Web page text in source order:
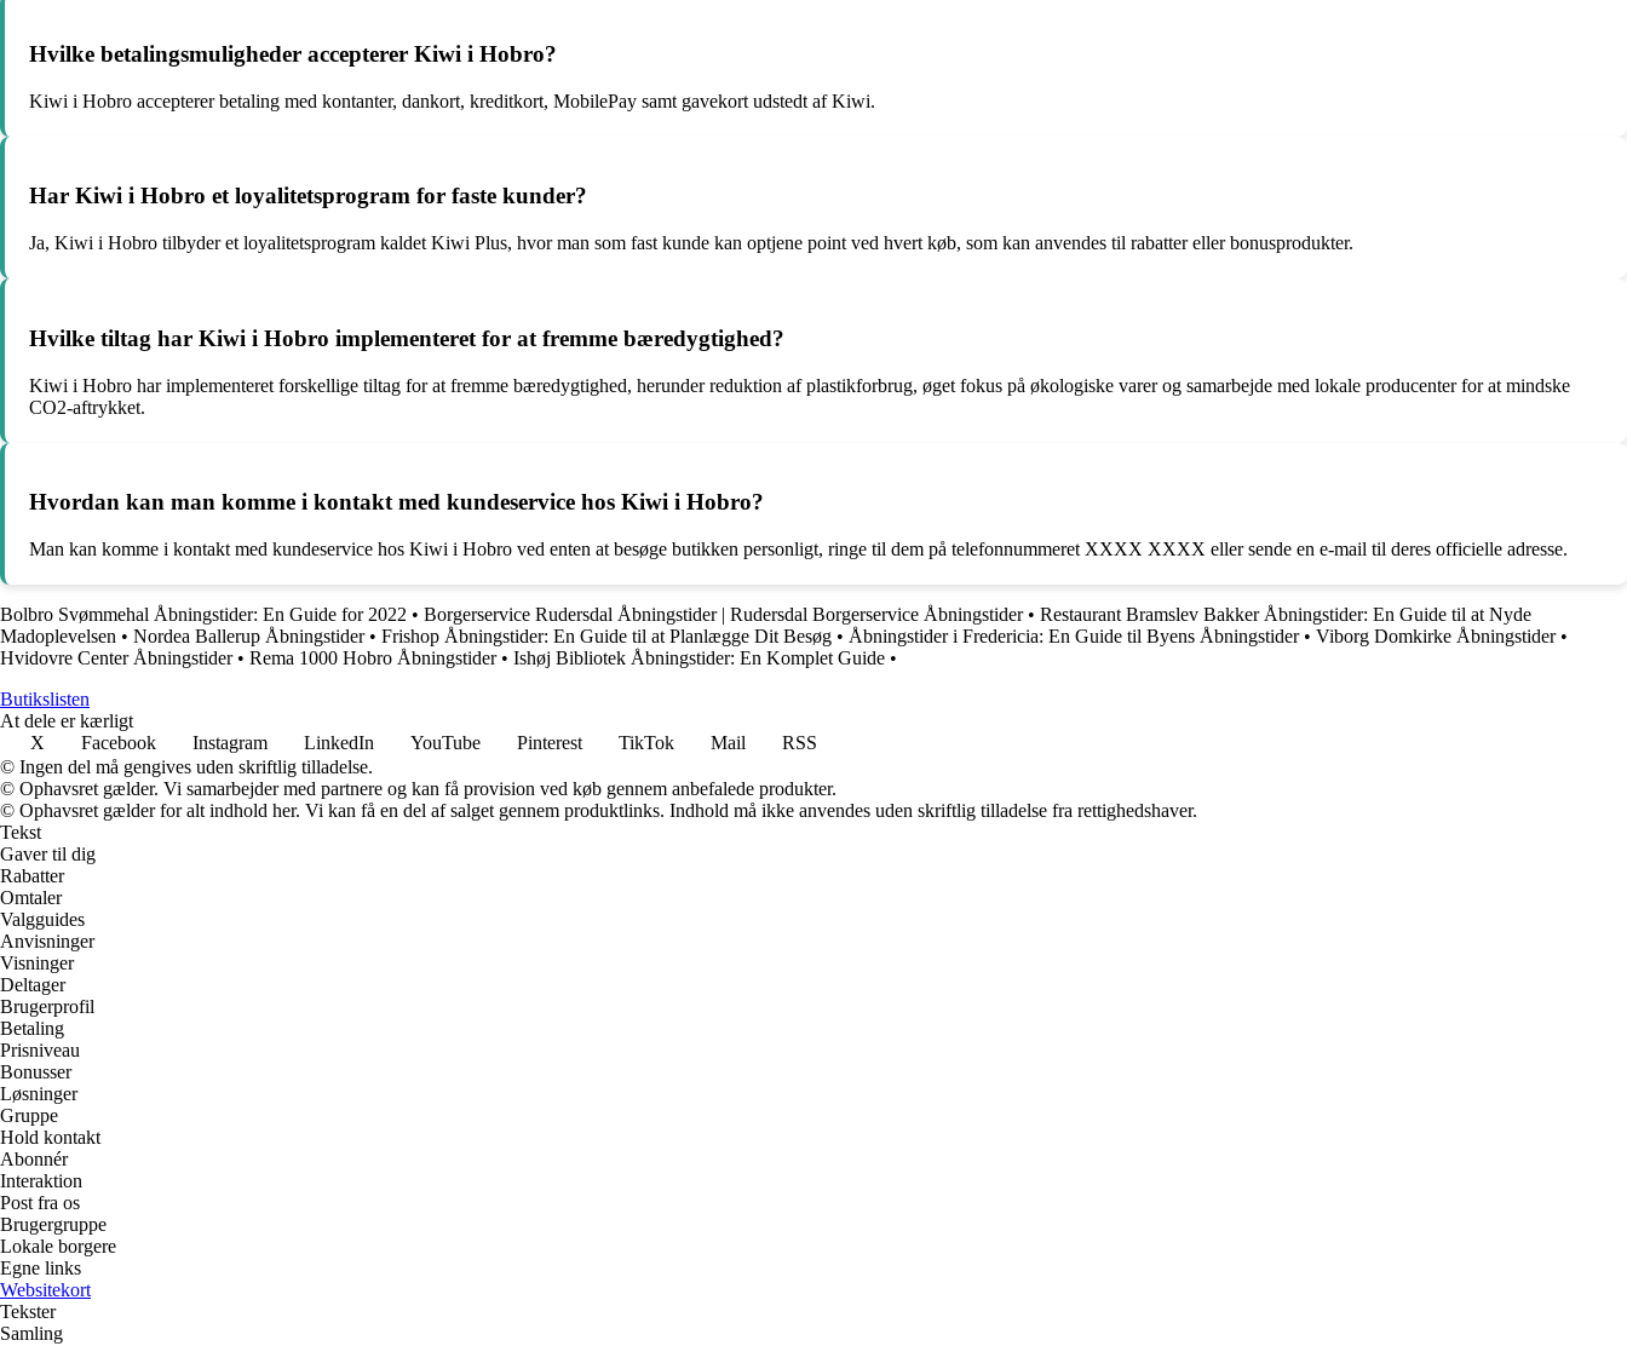
Hvilke betalingsmuligheder accepterer Kiwi i Hobro?
Kiwi i Hobro accepterer betaling med kontanter, dankort, kreditkort, MobilePay samt gavekort udstedt af Kiwi.
Har Kiwi i Hobro et loyalitetsprogram for faste kunder?
Ja, Kiwi i Hobro tilbyder et loyalitetsprogram kaldet Kiwi Plus, hvor man som fast kunde kan optjene point ved hvert køb, som kan anvendes til rabatter eller bonusprodukter.
Hvilke tiltag har Kiwi i Hobro implementeret for at fremme bæredygtighed?
Kiwi i Hobro har implementeret forskellige tiltag for at fremme bæredygtighed, herunder reduktion af plastikforbrug, øget fokus på økologiske varer og samarbejde med lokale producenter for at mindske
CO2-aftrykket.
Hvordan kan man komme i kontakt med kundeservice hos Kiwi i Hobro?
Man kan komme i kontakt med kundeservice hos Kiwi i Hobro ved enten at besøge butikken personligt, ringe til dem på telefonnummeret XXXX XXXX eller sende en e-mail til deres officielle adresse.
Bolbro Svømmehal Åbningstider: En Guide for 2022 • Borgerservice Rudersdal Åbningstider | Rudersdal Borgerservice Åbningstider• Restaurant Bramslev Bakker Åbningstider: En Guide til at Nyde
Madoplevelsen • Nordea Ballerup Åbningstider• Frishop Åbningstider: En Guide til at Planlægge Dit Besøg • Åbningstider i Fredericia: En Guide til Byens Åbningstider• Viborg Domkirke Åbningstider•
Hvidovre Center Åbningstider• Rema 1000 Hobro Åbningstider• Ishøj Bibliotek Åbningstider: En Komplet Guide •
Butikslisten
At dele er kærligt
X
Facebook Instagram LinkedIn YouTube Pinterest TikTok Mail
RSS
© Ingen del må gengives uden skriftlig tilladelse.
© Ophavsret gælder. Vi samarbejder med partnere og kan få provision ved køb gennem anbefalede produkter.
© Ophavsret gælder for alt indhold her. Vi kan få en del af salget gennem produktlinks. Indhold må ikke anvendes uden skriftlig tilladelse fra rettighedshaver.
Tekst
Gaver til dig
Rabatter
Omtaler
Valgguides
Anvisninger
Visninger
Deltager
Brugerprofil
Betaling
Prisniveau
Bonusser
Løsninger
Gruppe
Hold kontakt
Abonnér
Interaktion
Post fra os
Brugergruppe
Lokale borgere
Egne links
Websitekort
Tekster
Samling